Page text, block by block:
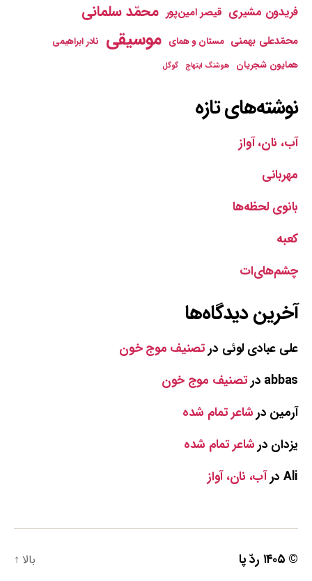
فریدون مشیری قیصر امین‌پور محمّد سلمانی
محمّدعلی بهمنی مستان و همای موسیقی نادر ابراهیمی
همایون شجریان
هوشنگ ابتهاج گوگل
نوشته‌های تازه
آب، نان، آواز
مهربانی
بانوی لحظه‌ها
کعبه
چشم‌های‌ات
آخرین دیدگاه‌ها
علی عبادی لوئی درتصنیف موج خون
abbas درتصنیف موج خون
آرمین درشاعر تمام شده
یزدان درشاعر تمام شده
Ali درآب، نان، آواز
© ۱۴۰۵ ردّ پا بالا ↑